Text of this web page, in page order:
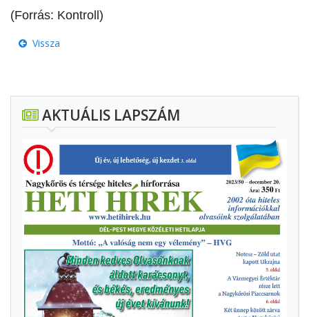
(Forrás: Kontroll)
Vissza
AKTUÁLIS LAPSZÁM